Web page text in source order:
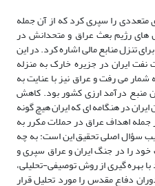
متعددی را سپری کرد که از آن جمله
های رژیم بعث عراق و متحدانش در
تنزل منابع مالی اشاره کرد. در این
نفت ایران در جزیره خارک به منزله
می­ رفت و عراق نیز با عنایت به
درآمد ارزی کشور بود. کاهش
در هنگامه­ ای که ایران هیچ­ گونه
جمله اهداف عراق در حملات مکرر به
سؤال اصلی تحقیق این است: به چه
را در جنگ ایران و عراق سپری و
بهره­ گیری از روش توصیفی-تحلیلی،
دفاع مقدس را مورد تحلیل قرار